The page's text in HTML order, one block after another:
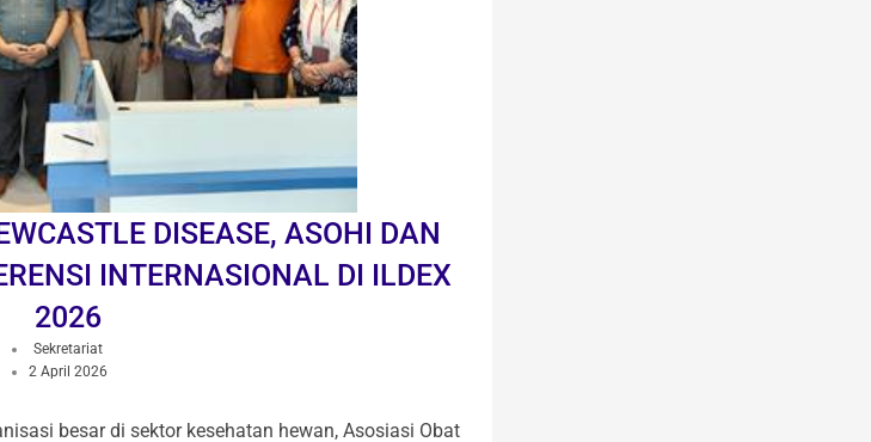
DISEASE, ASOHI DAN
INTERNASIONAL DI ILDEX
2026
Sekretariat
2 April 2026
besar di sektor kesehatan hewan, Asosiasi Obat